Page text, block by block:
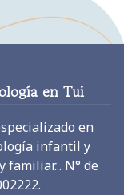
en Tui
en
infantil y
N° de